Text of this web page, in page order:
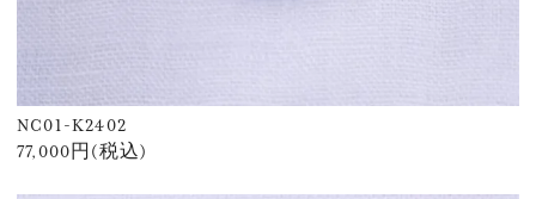
NC01-K2402
77,000円(税込)